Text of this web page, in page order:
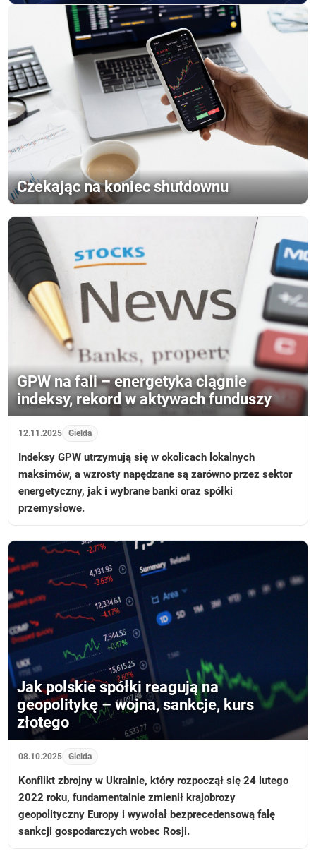
Czekając na koniec shutdownu
GPW na fali – energetyka ciągnie
indeksy, rekord w aktywach funduszy
12.11.2025 Gielda
Indeksy GPW utrzymują się w okolicach lokalnych
maksimów, a wzrosty napędzane są zarówno przez sektor
energetyczny, jak i wybrane banki oraz spółki
przemysłowe.
Jak polskie spółki reagują na
geopolitykę – wojna, sankcje, kurs
złotego
08.10.2025 Gielda
Konflikt zbrojny w Ukrainie, który rozpoczął się 24 lutego
2022 roku, fundamentalnie zmienił krajobrozy
geopolityczny Europy i wywołał bezprecedensową falę
sankcji gospodarczych wobec Rosji.